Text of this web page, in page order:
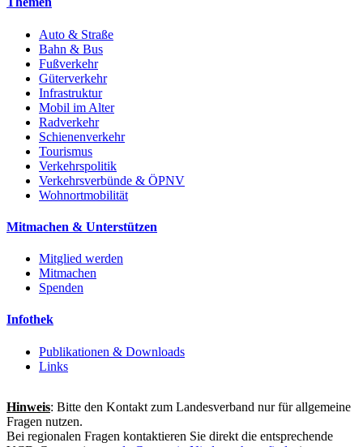
Auto & Straße
Bahn & Bus
Fußverkehr
Güterverkehr
Infrastruktur
Mobil im Alter
Radverkehr
Schienenverkehr
Tourismus
Verkehrspolitik
Verkehrsverbünde & ÖPNV
Wohnortmobilität
Mitmachen & Unterstützen
Mitglied werden
Mitmachen
Spenden
Infothek
Publikationen & Downloads
Links
Hinweis: Bitte den Kontakt zum Landesverband nur für allgemeine
Fragen nutzen.
Bei regionalen Fragen kontaktieren Sie direkt die entsprechende